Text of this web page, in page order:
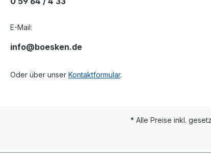
E-Mail:
info@boesken.de
Oder über unser Kontaktformular.
* Alle Preise inkl.